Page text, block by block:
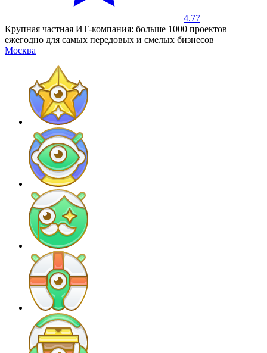
4.77
Крупная частная ИТ-компания: больше 1000 проектов
ежегодно для самых передовых и смелых бизнесов
Москва